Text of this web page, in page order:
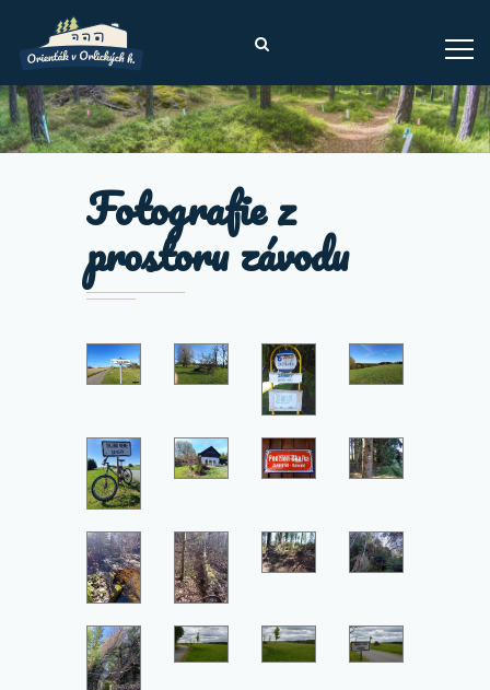
Fotografie z
prostoru závodu